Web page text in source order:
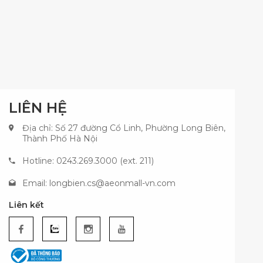
LIÊN HỆ
Địa chỉ: Số 27 đường Cổ Linh, Phường Long Biên,
Thành Phố Hà Nội
Hotline: 0243.269.3000 (ext. 211)
Email: longbien.cs@aeonmall-vn.com
Liên kết